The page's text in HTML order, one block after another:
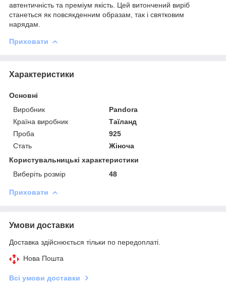
автентичність та преміум якість. Цей витончений виріб
станеться як повсякденним образам, так і святковим
нарядам.
Приховати
Характеристики
Основні
Виробник
Pandora
Країна виробник
Таїланд
Проба
925
Стать
Жіноча
Користувальницькі характеристики
Виберіть розмір
48
Приховати
Умови доставки
Доставка здійснюється тільки по передоплаті.
Нова Пошта
Всі умови доставки